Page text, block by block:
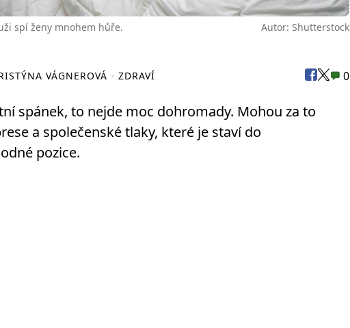
spí ženy mnohem hůře. Autor: Shutterstock
VÁGNEROVÁ ZDRAVÍ 0
spánek, to nejde moc dohromady. Mohou za to
a společenské tlaky, které je staví do
pozice.